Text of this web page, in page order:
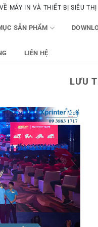
MÁY IN VÀ THIẾT BỊ SIÊU THỊ
SẢN PHẨM
LIÊN HỆ
LƯU